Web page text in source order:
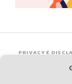
PRIVACY E